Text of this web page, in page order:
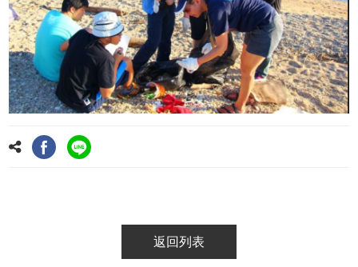
返回列表